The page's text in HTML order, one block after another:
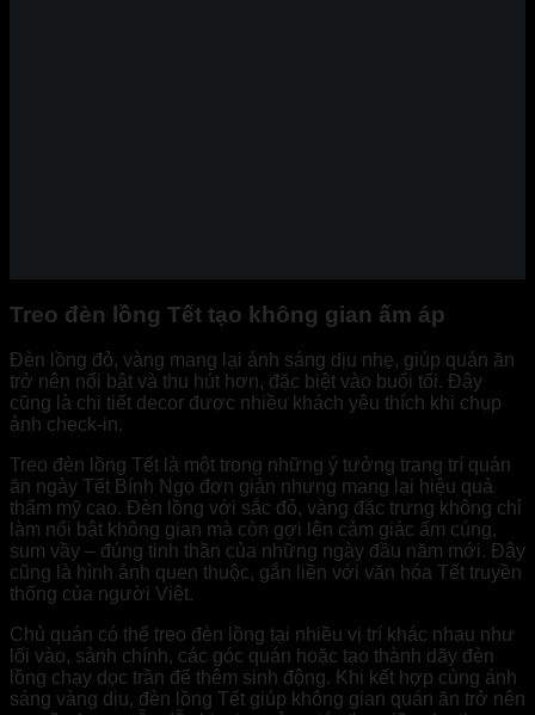
Treo đèn lồng Tết tạo không gian ấm áp
Đèn lồng đỏ, vàng mang lại ánh sáng dịu nhẹ, giúp quán ăn
trở nên nổi bật và thu hút hơn, đặc biệt vào buổi tối. Đây
cũng là chi tiết decor được nhiều khách yêu thích khi chụp
ảnh check-in.
Treo đèn lồng Tết là một trong những ý tưởng trang trí quán
ăn ngày Tết Bính Ngọ đơn giản nhưng mang lại hiệu quả
thẩm mỹ cao. Đèn lồng với sắc đỏ, vàng đặc trưng không chỉ
làm nổi bật không gian mà còn gợi lên cảm giác ấm cúng,
sum vầy – đúng tinh thần của những ngày đầu năm mới. Đây
cũng là hình ảnh quen thuộc, gắn liền với văn hóa Tết truyền
thống của người Việt.
Chủ quán có thể treo đèn lồng tại nhiều vị trí khác nhau như
lối vào, sảnh chính, các góc quán hoặc tạo thành dãy đèn
lồng chạy dọc trần để thêm sinh động. Khi kết hợp cùng ánh
sáng vàng dịu, đèn lồng Tết giúp không gian quán ăn trở nên